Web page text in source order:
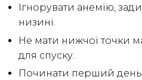
Ігнорувати анемію,
низині.
Не мати нижчої точки
для спуску.
Починати перший день